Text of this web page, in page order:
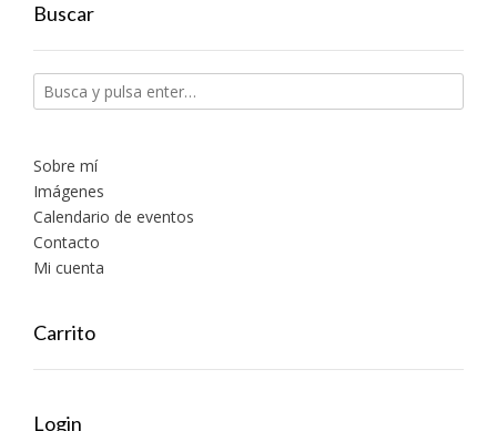
Buscar
Sobre mí
Imágenes
Calendario de eventos
Contacto
Mi cuenta
Carrito
Login